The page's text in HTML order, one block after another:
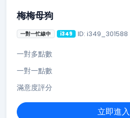
梅梅母狗
一對一忙線中 i349 ID: i349_301588
一對多點數
一對一點數
滿意度評分
立即進入